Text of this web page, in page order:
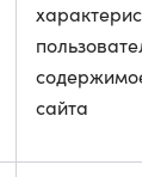
содержимое
сайта